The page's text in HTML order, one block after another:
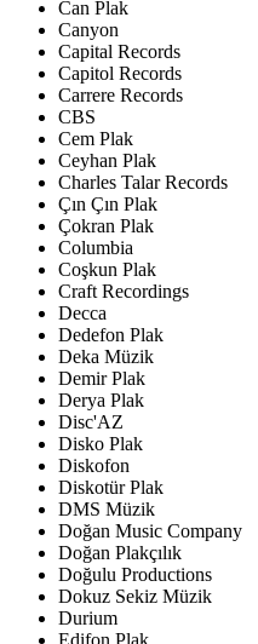
Can Plak
Canyon
Capital Records
Capitol Records
Carrere Records
CBS
Cem Plak
Ceyhan Plak
Charles Talar Records
Çın Çın Plak
Çokran Plak
Columbia
Coşkun Plak
Craft Recordings
Decca
Dedefon Plak
Deka Müzik
Demir Plak
Derya Plak
Disc'AZ
Disko Plak
Diskofon
Diskotür Plak
DMS Müzik
Doğan Music Company
Doğan Plakçılık
Doğulu Productions
Dokuz Sekiz Müzik
Durium
Edifon Plak